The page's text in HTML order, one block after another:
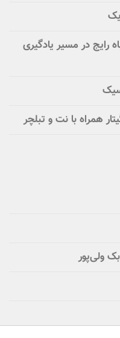
نوازندگان: ۱۵ اشتباه رایج در مسیر یادگیری
همراه با نت و تبلچر
ولی‌پور